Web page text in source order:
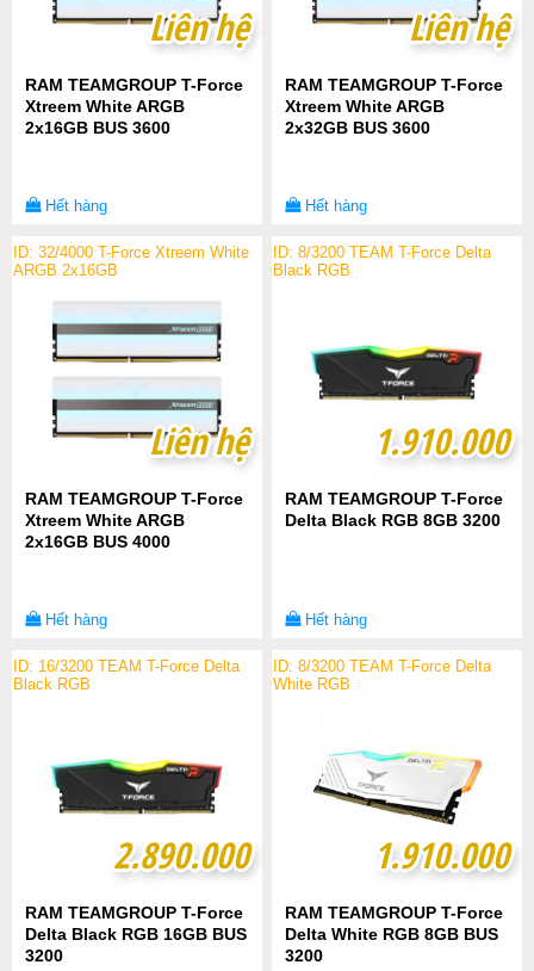
Liên hệ
Liên hệ
RAM TEAMGROUP T-Force
Xtreem White ARGB
2x16GB BUS 3600
Hết hàng
Liên hệ
Liên hệ
RAM TEAMGROUP T-Force
Xtreem White ARGB
2x32GB BUS 3600
Hết hàng
ID: 32/4000 T-Force Xtreem White
ARGB 2x16GB
Liên hệ
Liên hệ
RAM TEAMGROUP T-Force
Xtreem White ARGB
2x16GB BUS 4000
Hết hàng
ID: 8/3200 TEAM T-Force Delta
Black RGB
1.910.000
1.910.000
RAM TEAMGROUP T-Force
Delta Black RGB 8GB 3200
Hết hàng
ID: 16/3200 TEAM T-Force Delta
Black RGB
2.890.000
2.890.000
RAM TEAMGROUP T-Force
Delta Black RGB 16GB BUS
3200
ID: 8/3200 TEAM T-Force Delta
White RGB
1.910.000
1.910.000
RAM TEAMGROUP T-Force
Delta White RGB 8GB BUS
3200